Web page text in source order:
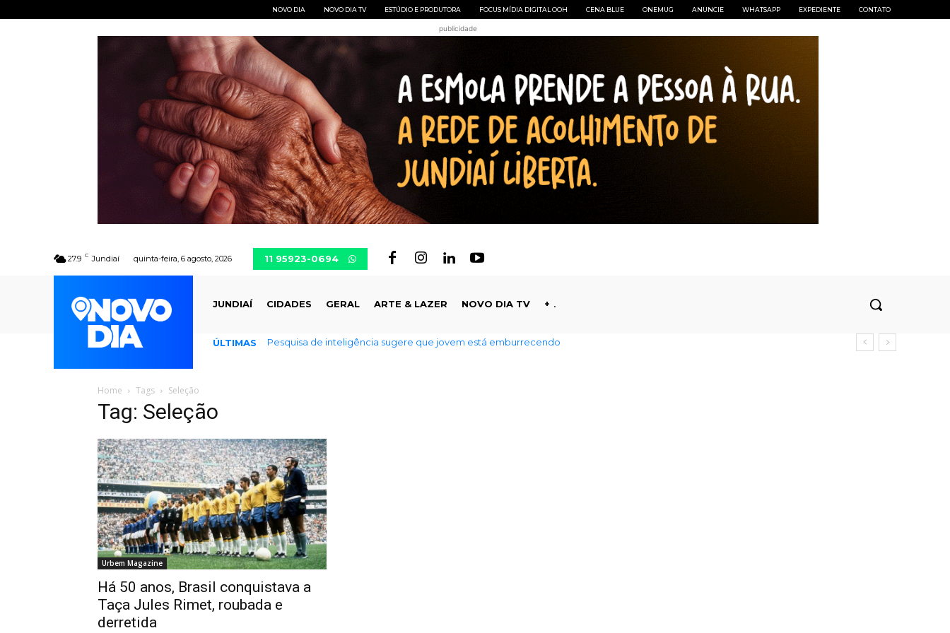
NOVO DIA NOVO DIA TV ESTÚDIO E PRODUTORA FOCUS MÍDIA DIGITAL OOH CENA BLUE ONEMUG ANUNCIE WHATSAPP EXPEDIENTE CONTATO
publicidade
27.9 C Jundiaí quinta-feira, 6 agosto, 2026 11 95923-0694
JUNDIAÍ CIDADES GERAL ARTE & LAZER NOVO DIA TV +
ÚLTIMAS Pesquisa de inteligência sugere que jovem está emburrecendo
Home Tags Seleção
Tag: Seleção
Urbem Magazine
Há 50 anos, Brasil conquistava a
Taça Jules Rimet, roubada e
derretida